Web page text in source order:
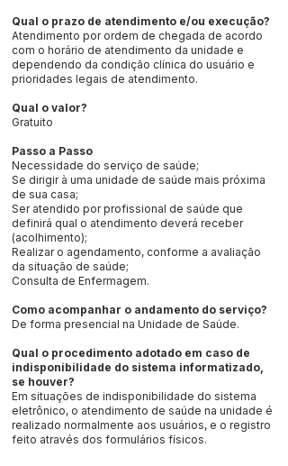
Qual o prazo de atendimento e/ou execução?
Atendimento por ordem de chegada de acordo
com o horário de atendimento da unidade e
dependendo da condição clínica do usuário e
prioridades legais de atendimento.
Qual o valor?
Gratuito
Passo a Passo
Necessidade do serviço de saúde;
Se dirigir à uma unidade de saúde mais próxima
de sua casa;
Ser atendido por profissional de saúde que
definirá qual o atendimento deverá receber
(acolhimento);
Realizar o agendamento, conforme a avaliação
da situação de saúde;
Consulta de Enfermagem.
Como acompanhar o andamento do serviço?
De forma presencial na Unidade de Saúde.
Qual o procedimento adotado em caso de
indisponibilidade do sistema informatizado,
se houver?
Em situações de indisponibilidade do sistema
eletrônico, o atendimento de saúde na unidade é
realizado normalmente aos usuários, e o registro
feito através dos formulários físicos.